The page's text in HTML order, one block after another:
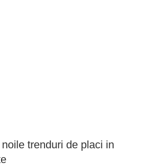
trenduri de placi in